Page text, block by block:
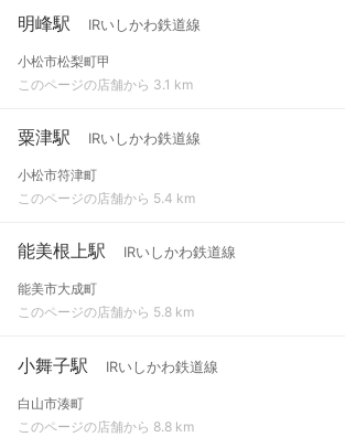
明峰駅 IRいしかわ鉄道線
小松市松梨町甲
このページの店舗から 3.1 km
粟津駅 IRいしかわ鉄道線
小松市符津町
このページの店舗から 5.4 km
能美根上駅 IRいしかわ鉄道線
能美市大成町
このページの店舗から 5.8 km
小舞子駅 IRいしかわ鉄道線
白山市湊町
このページの店舗から 8.8 km